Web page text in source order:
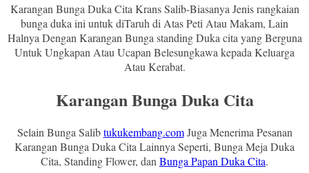
Karangan Bunga Duka Cita Krans Salib-Biasanya Jenis rangkaian
bunga duka ini untuk diTaruh di Atas Peti Atau Makam, Lain
Halnya Dengan Karangan Bunga standing Duka cita yang Berguna
Untuk Ungkapan Atau Ucapan Belesungkawa kepada Keluarga
Atau Kerabat.
Karangan Bunga Duka Cita
Selain Bunga Salibtukukembang.comJuga Menerima Pesanan
Karangan Bunga Duka Cita Lainnya Seperti, Bunga Meja Duka
Cita, Standing Flower, danBunga Papan Duka Cita.